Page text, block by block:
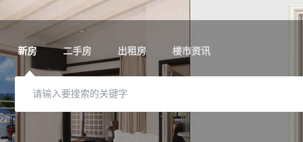
新房 二手房 出租房 楼市资讯